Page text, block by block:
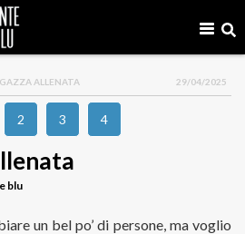
ALLENATA 29/04/2025
2 3 4
blu
un bel po’ di persone, ma voglio